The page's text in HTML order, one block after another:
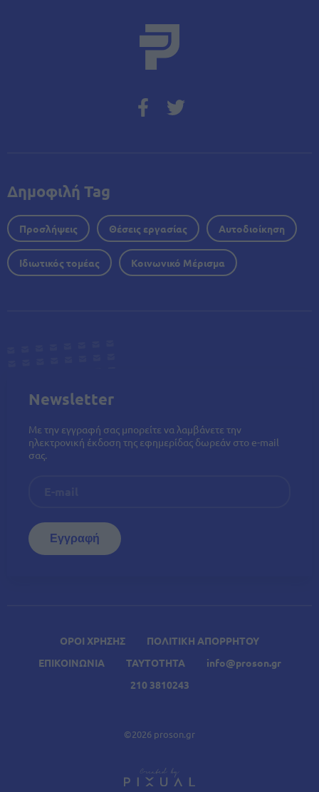
Σχετικά Άρθρα
ΟΡΟΙ ΧΡΗΣΗΣ
ΠΟΛΙΤΙΚΗ ΑΠΟΡΡΗΤΟΥ
ΕΠΙΚΟΙΝΩΝΙΑ
ΤΑΥΤΟΤΗΤΑ
info@proson.gr
210 3810243
©2026 proson.gr
Δημοφιλή Tag
Προσλήψεις Θέσεις εργασίας Αυτοδιοίκηση
Ιδιωτικός τομέας Κοινωνικό Μέρισμα
Newsletter
Με την εγγραφή σας μπορείτε να λαμβάνετε την
ηλεκτρονική έκδοση της εφημερίδας δωρεάν στο e-mail
σας.